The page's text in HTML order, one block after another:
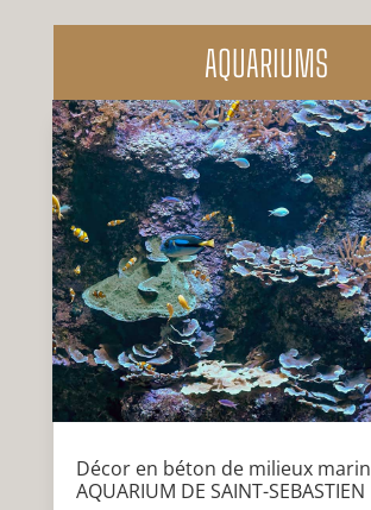
AQUARIUMS
Décor en béton de milieux
AQUARIUM DE SAINT-SEBASTIEN